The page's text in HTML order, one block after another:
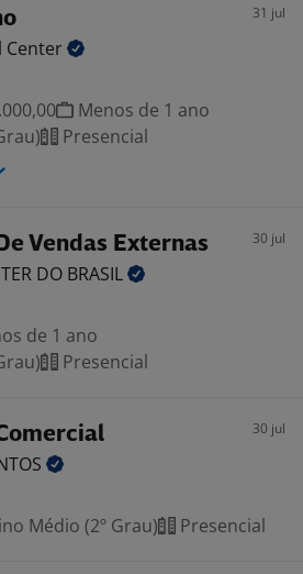
31 jul
Center
Menos de 1 ano
Presencial
Vendas Externas 30 jul
DO BRASIL
de 1 ano
Presencial
30 jul
Médio (2º Grau) Presencial